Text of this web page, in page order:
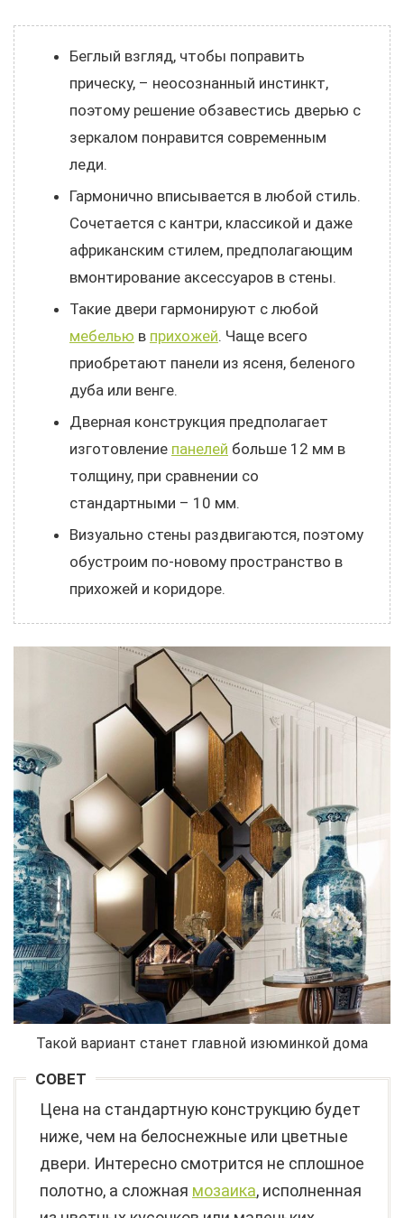
Беглый взгляд, чтобы поправить
прическу, – неосознанный инстинкт,
поэтому решение обзавестись дверью с
зеркалом понравится современным
леди.
Гармонично вписывается в любой стиль.
Сочетается с кантри, классикой и даже
африканским стилем, предполагающим
вмонтирование аксессуаров в стены.
Такие двери гармонируют с любой
мебелью в прихожей. Чаще всего
приобретают панели из ясеня, беленого
дуба или венге.
Дверная конструкция предполагает
изготовление панелей больше 12 мм в
толщину, при сравнении со
стандартными – 10 мм.
Визуально стены раздвигаются, поэтому
обустроим по-новому пространство в
прихожей и коридоре.
Такой вариант станет главной изюминкой дома
СОВЕТ
Цена на стандартную конструкцию будет
ниже, чем на белоснежные или цветные
двери. Интересно смотрится не сплошное
полотно, а сложная мозаика, исполненная